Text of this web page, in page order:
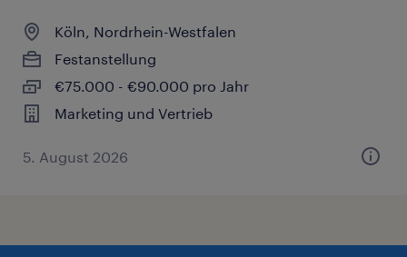
Köln, Nordrhein-Westfalen
Festanstellung
€75.000 - €90.000 pro Jahr
Marketing und Vertrieb
5. August 2026